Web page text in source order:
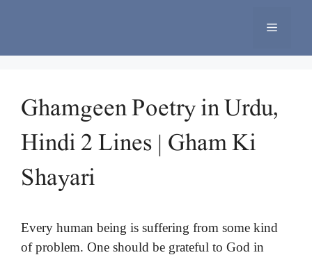
Menu
Ghamgeen Poetry in Urdu,
Hindi 2 Lines | Gham Ki
Shayari
Every human being is suffering from some kind
of problem. One should be grateful to God in